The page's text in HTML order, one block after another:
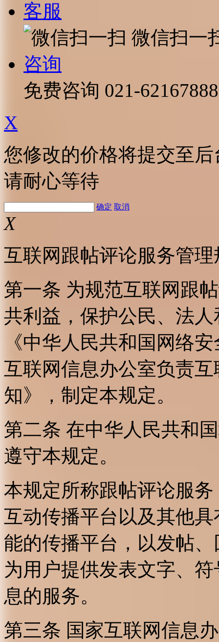
客服
微信扫一
咨询
免费咨询 021-62167888
X
您修改的价格将提交至
请耐心等待
确定 取消
X
互联网跟帖评论服务管理
第一条 为规范互联网跟
共利益，保护公民、法
《中华人民共和国网络
互联网信息办公室负责
知》，制定本规定。
第二条 在中华人民共和
遵守本规定。
本规定所称跟帖评论服
互动传播平台以及其他
能的传播平台，以发帖
为用户提供发表文字、
息的服务。
第三条 国家互联网信息